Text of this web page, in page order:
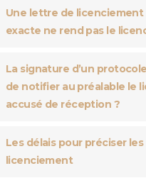
Une lettre de licenciement
exacte ne rend pas le
La signature d’un
de notifier au préalable le
accusé de réception ?
Les délais pour préciser
licenciement